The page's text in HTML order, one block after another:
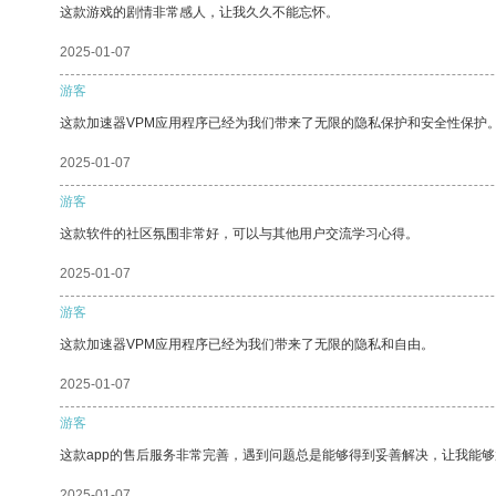
这款游戏的剧情非常感人，让我久久不能忘怀。
2025-01-07
游客
这款加速器VPM应用程序已经为我们带来了无限的隐私保护和安全性保护。
2025-01-07
游客
这款软件的社区氛围非常好，可以与其他用户交流学习心得。
2025-01-07
游客
这款加速器VPM应用程序已经为我们带来了无限的隐私和自由。
2025-01-07
游客
这款app的售后服务非常完善，遇到问题总是能够得到妥善解决，让我能够